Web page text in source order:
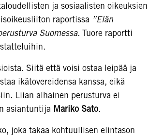
ja sosiaalisten oikeuksien
raportissa ”Elän
Suomessa. Tuore raportti
Siitä että voisi ostaa leipää ja
ikätovereidensa kanssa, eikä
Liian alhainen perusturva ei
asiantuntija Mariko Sato.
joka takaa kohtuullisen elintason